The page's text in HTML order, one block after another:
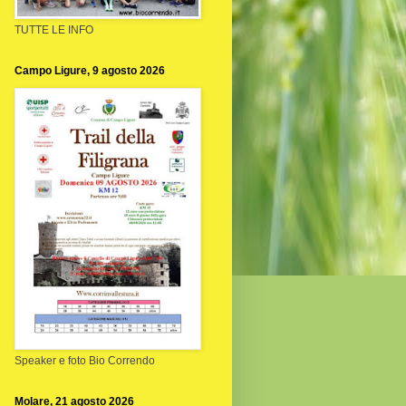
TUTTE LE INFO
Campo Ligure, 9 agosto 2026
Speaker e foto Bio Correndo
Molare, 21 agosto 2026